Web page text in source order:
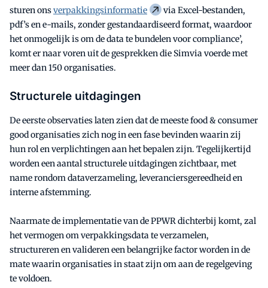
sturen onsverpakkingsinformatie
via Excel-bestanden,
pdf’s en e-mails, zonder gestandaardiseerd format, waardoor
het onmogelijk is om de data te bundelen voor compliance’,
komt er naar voren uit de gesprekken die Simvia voerde met
meer dan 150 organisaties.
Structurele uitdagingen
De eerste observaties laten zien dat de meeste food & consumer
good organisaties zich nog in een fase bevinden waarin zij
hun rol en verplichtingen aan het bepalen zijn. Tegelijkertijd
worden een aantal structurele uitdagingen zichtbaar, met
name rondom dataverzameling, leveranciersgereedheid en
interne afstemming.
Naarmate de implementatie van de PPWR dichterbij komt, zal
het vermogen om verpakkingsdata te verzamelen,
structureren en valideren een belangrijke factor worden in de
mate waarin organisaties in staat zijn om aan de regelgeving
te voldoen.